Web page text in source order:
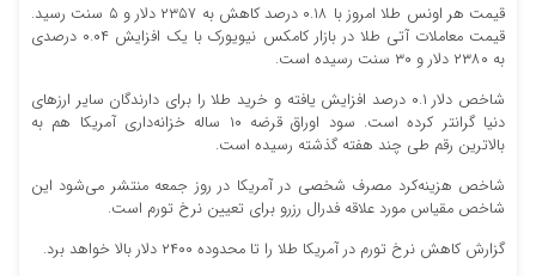
قیمت هر اونس طلا امروز با ۰.۱۸ درصد کاهش به ۲۳۵۷ دلار و ۵ سنت رسید.
قیمت معاملات آتی طلا در بازار کامکس نیویورک با یک افزایش ۰.۰۴ درصدی
به ۲۳۸۰ دلار و ۳۰ سنت رسیده است.
شاخص دلار ۰.۱ درصد افزایش یافته و خرید طلا را برای دارندگان سایر ارزهای
دنیا گرانتر کرده است. سود اوراق قرضه ۱۰ ساله خزانه‌داری آمریکا هم به
بالاترین رقم طی چند هفته گذشته رسیده است.
شاخص هزینه‌کرد مصرف شخصی در آمریکا در روز جمعه منتشر می‌شود این
شاخص مقیاس مورد علاقه فدرال رزرو برای تعیین نرخ تورم است.
گزارش کاهش نرخ تورم در آمریکا طلا را تا محدوده ۲۴۰۰ دلار بالا خواهد برد.